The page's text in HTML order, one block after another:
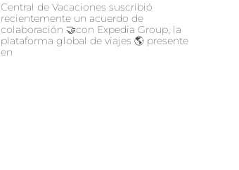
Central de Vacaciones suscribió
recientemente un acuerdo de
colaboración 🤝con Expedia Group, la
plataforma global de viajes 🌎 presente
en